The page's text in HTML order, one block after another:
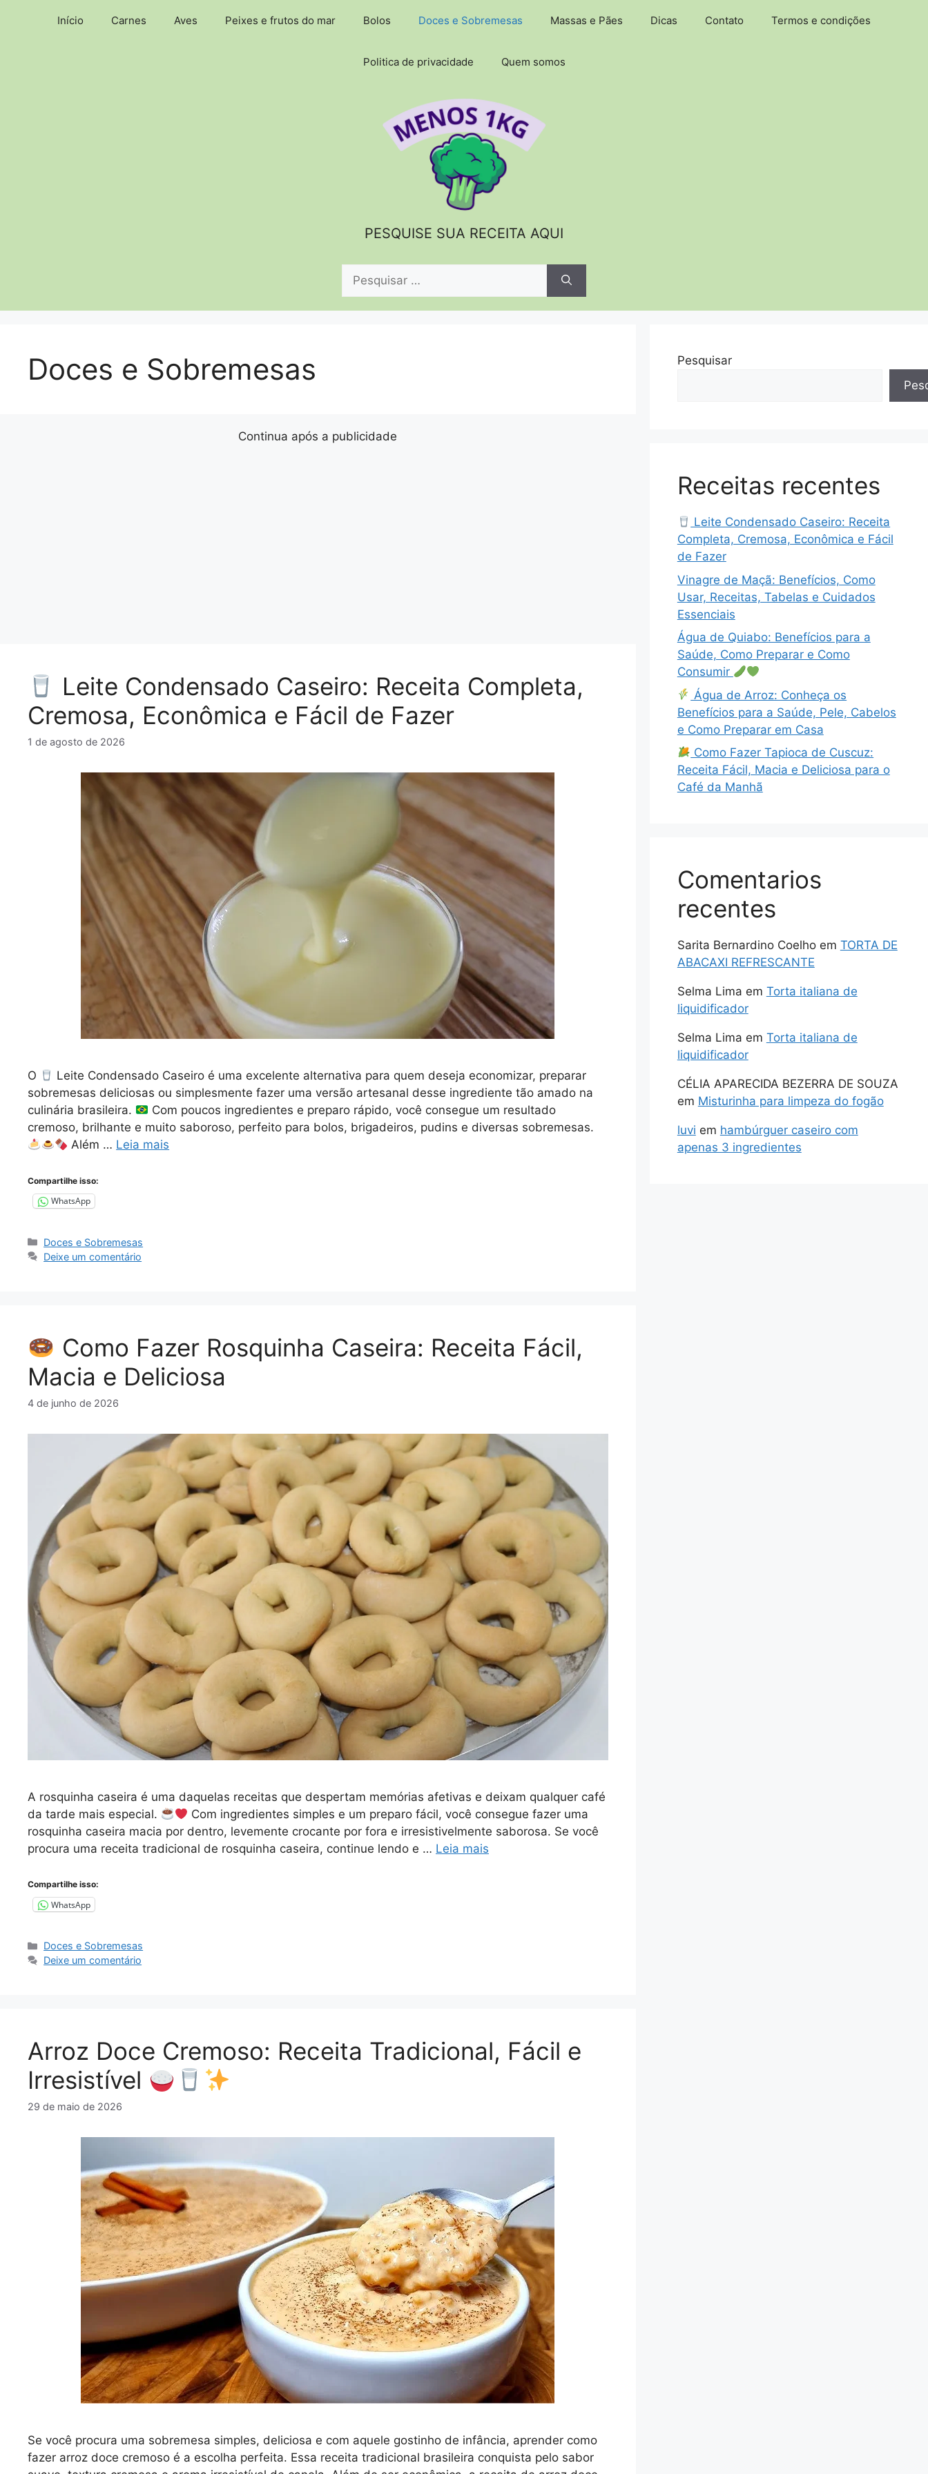
Início Carnes Aves Peixes e frutos do mar Bolos Doces e Sobremesas Massas e Pães Dicas Contato Termos e condições
Politica de privacidade Quem somos
PESQUISE SUA RECEITA AQUI
Pesquisar
Doces e Sobremesas
Continua após a publicidade
Leite Condensado Caseiro: Receita Completa,
Cremosa, Econômica e Fácil de Fazer
1 de agosto de 2026
O
Leite Condensado Caseiro é uma excelente alternativa para quem deseja economizar, preparar
sobremesas deliciosas ou simplesmente fazer uma versão artesanal desse ingrediente tão amado na
culinária brasileira.
Com poucos ingredientes e preparo rápido, você consegue um resultado
cremoso, brilhante e muito saboroso, perfeito para bolos, brigadeiros, pudins e diversas sobremesas.
Além … Leia mais
Compartilhe isso:
WhatsApp
Categorias
Doces e Sobremesas
Deixe um comentário
Como Fazer Rosquinha Caseira: Receita Fácil,
Macia e Deliciosa
4 de junho de 2026
A rosquinha caseira é uma daquelas receitas que despertam memórias afetivas e deixam qualquer café
da tarde mais especial.
Com ingredientes simples e um preparo fácil, você consegue fazer uma
rosquinha caseira macia por dentro, levemente crocante por fora e irresistivelmente saborosa. Se você
procura uma receita tradicional de rosquinha caseira, continue lendo e … Leia mais
Compartilhe isso:
WhatsApp
Categorias
Doces e Sobremesas
Deixe um comentário
Arroz Doce Cremoso: Receita Tradicional, Fácil e
Irresistível
29 de maio de 2026
Se você procura uma sobremesa simples, deliciosa e com aquele gostinho de infância, aprender como
fazer arroz doce cremoso é a escolha perfeita. Essa receita tradicional brasileira conquista pelo sabor
Pesquisar
Receitas recentes
Leite Condensado Caseiro: Receita
Completa, Cremosa, Econômica e Fácil
de Fazer
Vinagre de Maçã: Benefícios, Como
Usar, Receitas, Tabelas e Cuidados
Essenciais
Água de Quiabo: Benefícios para a
Saúde, Como Preparar e Como
Consumir
Água de Arroz: Conheça os
Benefícios para a Saúde, Pele, Cabelos
e Como Preparar em Casa
Como Fazer Tapioca de Cuscuz:
Receita Fácil, Macia e Deliciosa para o
Café da Manhã
Comentarios
recentes
Sarita Bernardino Coelhoem TORTA DE
ABACAXI REFRESCANTE
Selma Lima em Torta italiana de
liquidificador
Selma Lima em Torta italiana de
liquidificador
CÉLIA APARECIDA BEZERRA DE SOUZA
em Misturinha para limpeza do fogão
luvi em hambúrguer caseiro com
apenas 3 ingredientes